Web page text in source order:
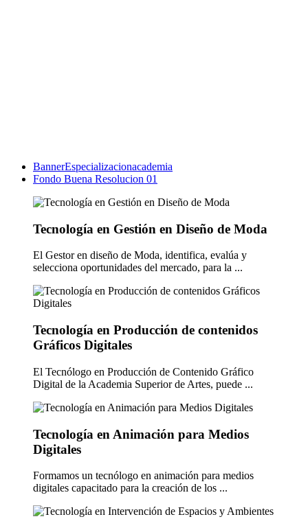
BannerEspecializacionacademia
Fondo Buena Resolucion 01
Tecnología en Gestión en Diseño de Moda
El Gestor en diseño de Moda, identifica, evalúa y
selecciona oportunidades del mercado, para la ...
Tecnología en Producción de contenidos
Gráficos Digitales
El Tecnólogo en Producción de Contenido Gráfico
Digital de la Academia Superior de Artes, puede ...
Tecnología en Animación para Medios
Digitales
Formamos un tecnólogo en animación para medios
digitales capacitado para la creación de los ...